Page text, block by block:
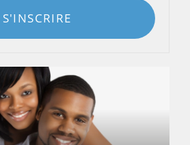
S'INSCRIRE